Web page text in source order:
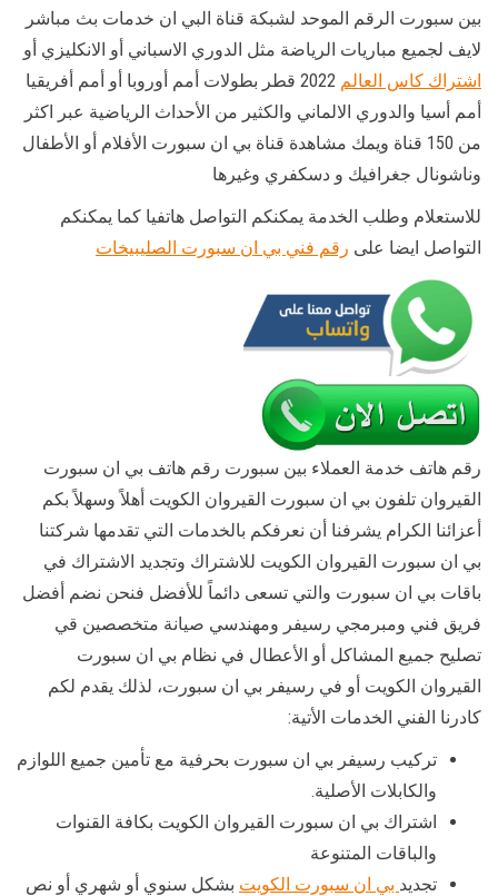
بين سبورت الرقم الموحد لشبكة قناة البي ان خدمات بث مباشر
لايف لجميع مباريات الرياضة مثل الدوري الاسباني أو الانكليزي أو
اشتراك كاس العالم
2022 قطر بطولات أمم أوروبا أو أمم أفريقيا
أمم أسيا والدوري الالماني والكثير من الأحداث الرياضية عبر اكثر
من 150 قناة ويمك مشاهدة قناة بي ان سبورت الأفلام أو الأطفال
وناشونال جغرافيك و دسكفري وغيرها
للاستعلام وطلب الخدمة يمكنكم التواصل هاتفيا كما يمكنكم
التواصل ايضا على رقم فني بي ان سبورت الصليبيخات
رقم هاتف خدمة العملاء بين سبورت رقم هاتف بي ان سبورت
القيروان تلفون بي ان سبورت القيروان الكويت أهلاً وسهلاً بكم
أعزائنا الكرام يشرفنا أن نعرفكم بالخدمات التي تقدمها شركتنا
بي ان سبورت القيروان الكويت للاشتراك وتجديد الاشتراك في
باقات بي ان سبورت والتي تسعى دائماً للأفضل فنحن نضم أفضل
فريق فني ومبرمجي رسيفر ومهندسي صيانة متخصصين قي
تصليح جميع المشاكل أو الأعطال في نظام بي ان سبورت
القيروان الكويت أو في رسيفر بي ان سبورت، لذلك يقدم لكم
كادرنا الفني الخدمات الأتية:
تركيب رسيفر بي ان سبورت بحرفية مع تأمين جميع اللوازم
والكابلات الأصلية.
اشتراك بي ان سبورت القيروان الكويت بكافة القنوات
والباقات المتنوعة
تجديد بي ان سبورت الكويت بشكل سنوي أو شهري أو نص